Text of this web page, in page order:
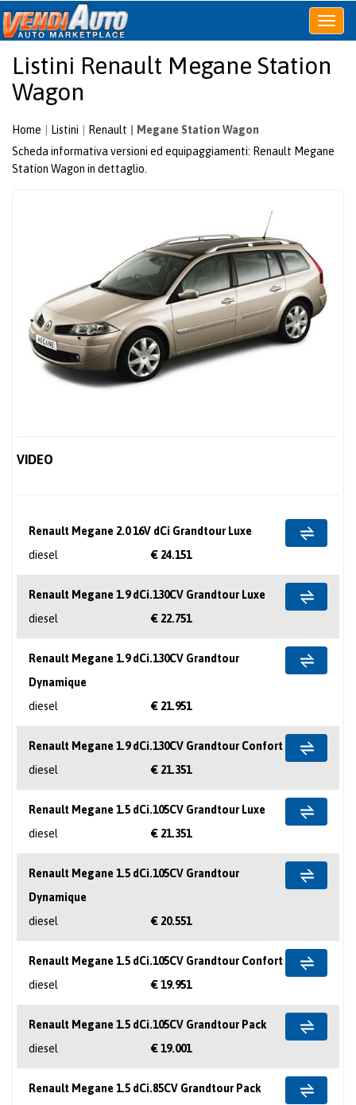
Apri
o
menu
Listini Renault Megane Station
Wagon
Home Listini Renault
Megane Station Wagon
Scheda informativa versioni ed equipaggiamenti: Renault Megane
Station Wagon in dettaglio.
VIDEO
Renault Megane 2.0 16V dCi Grandtour Luxe
diesel
€ 24.151
Renault Megane 1.9 dCi.130CV Grandtour Luxe
diesel
€ 22.751
Renault Megane 1.9 dCi.130CV Grandtour
Dynamique
diesel
€ 21.951
Renault Megane 1.9 dCi.130CV Grandtour Confort
diesel
€ 21.351
Renault Megane 1.5 dCi.105CV Grandtour Luxe
diesel
€ 21.351
Renault Megane 1.5 dCi.105CV Grandtour
Dynamique
diesel
€ 20.551
Renault Megane 1.5 dCi.105CV Grandtour Confort
diesel
€ 19.951
Renault Megane 1.5 dCi.105CV Grandtour Pack
diesel
€ 19.001
Renault Megane 1.5 dCi.85CV Grandtour Pack